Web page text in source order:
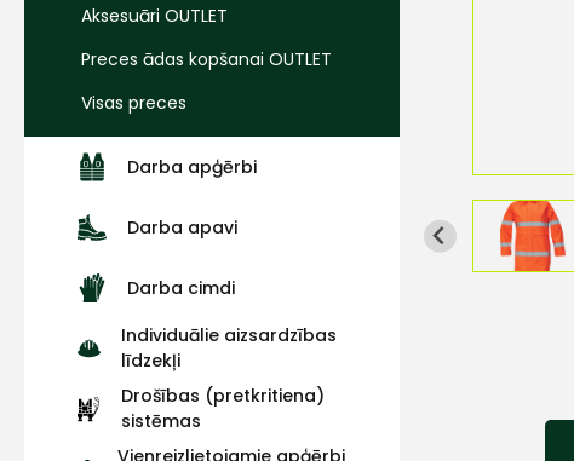
Aksesuāri OUTLET
Preces ādas kopšanai OUTLET
Visas preces
Darba apģērbi
Darba apavi
Darba cimdi
Individuālie aizsardzības
līdzekļi
Drošības (pretkritiena)
sistēmas
Vienreizlietojamie apģērbi